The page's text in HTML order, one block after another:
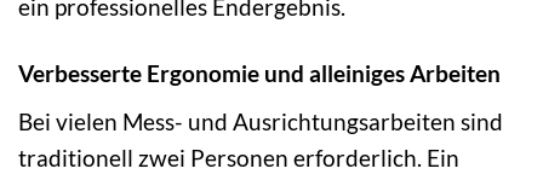
ein professionelles Endergebnis.
Verbesserte Ergonomie und alleiniges Arbeiten
Bei vielen Mess- und Ausrichtungsarbeiten sind
traditionell zwei Personen erforderlich. Ein